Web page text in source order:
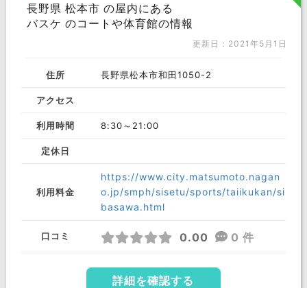
長野県 松本市 の屋内にある
バスケ のコートや体育館の情報
更新日：2021年5月1日
住所 長野県松本市和田1050-2
アクセス
利用時間 8:30～21:00
定休日
利用料金
https://www.city.matsumoto.nagan
o.jp/smph/sisetu/sports/taiikukan/si
basawa.html
口コミ 0.00 0 件
詳細を確認する